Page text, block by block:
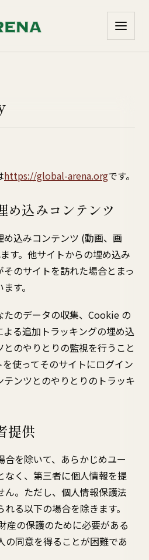
https://global-arena.orgです。
め込みコンテンツ
込みコンテンツ (動画、画
す。他サイトからの埋め込み
のサイトを訪れた場合とまっ
す。
たのデータの収集、Cookie の
る追加トラッキングの埋め込
のやりとりの監視を行うこと
使ってそのサイトにログイン
ンツとのやりとりのトラッキ
提供
合を除いて、あらかじめユー
なく、第三者に個人情報を提
ん。ただし、個人情報保護法
る以下の場合を除きます。
産の保護のために必要がある
の同意を得ることが困難であ